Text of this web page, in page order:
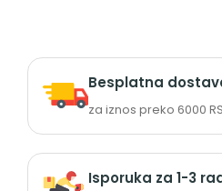
Besplatna
za iznos preko 6000
Isporuka za 1-3